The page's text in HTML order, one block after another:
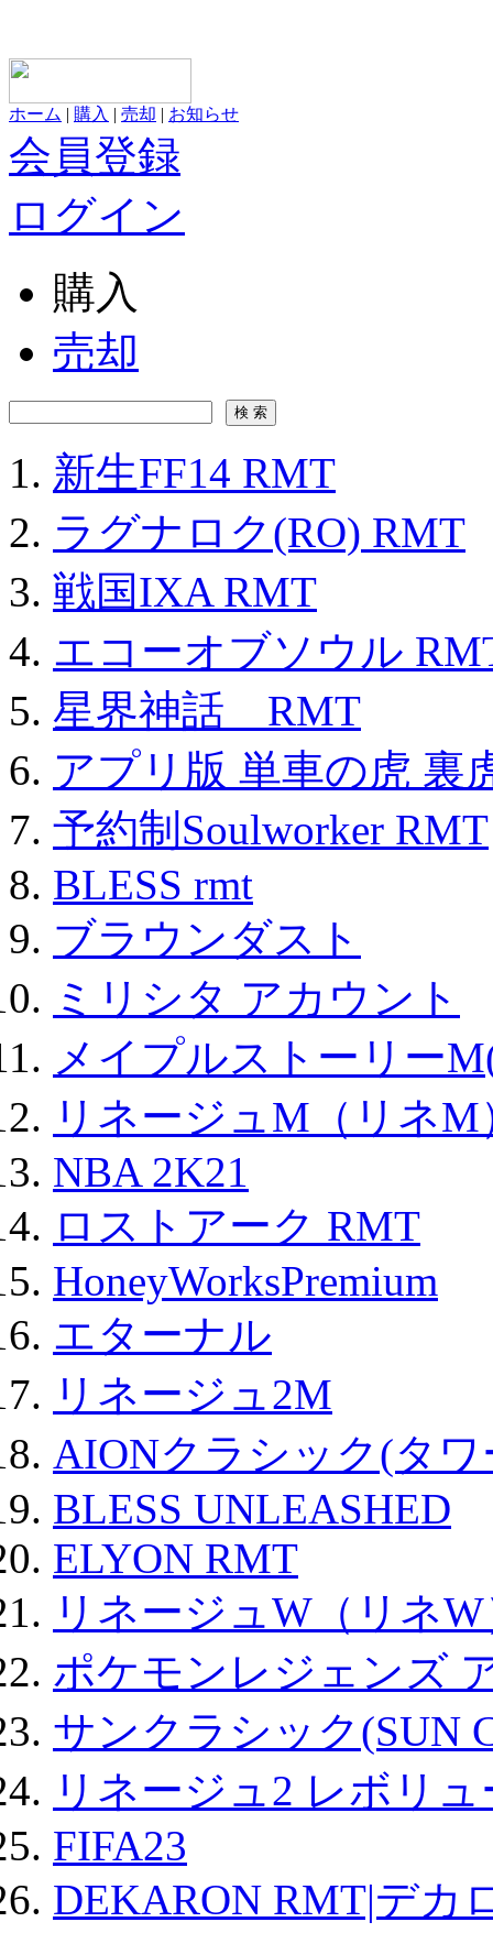
ホーム | 購入 | 売却 | お知らせ
会員登録
ログイン
購入
売却
新生FF14 RMT
ラグナロク(RO) RMT
戦国IXA RMT
エコーオブソウル
星界神話 RMT
アプリ版 単車の虎 裏
予約制Soulworker RMT
BLESS rmt
ブラウンダスト
ミリシタ アカウント
メイプルストーリー
リネージュM（リネM
NBA 2K21
ロストアーク RMT
HoneyWorksPremium
エターナル
リネージュ2M
AIONクラシック(タ
BLESS UNLEASHED
ELYON RMT
リネージュW（リネ
ポケモンレジェンズ
サンクラシック(SUN
リネージュ2 レボリ
FIFA23
DEKARON RMT|デカ